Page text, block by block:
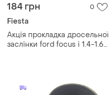
184 грн 0
Fiesta
Акція прокладка дросельної
заслінки ford focus i 1.4-1.6